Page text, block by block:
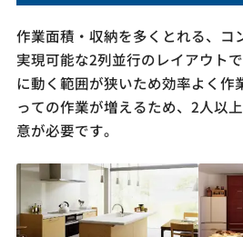
作業面積・収納を多くとれる、コ
実現可能な2列並行のレイアウト
に動く範囲が狭いため効率よく作
っての作業が増えるため、2人以
意が必要です。